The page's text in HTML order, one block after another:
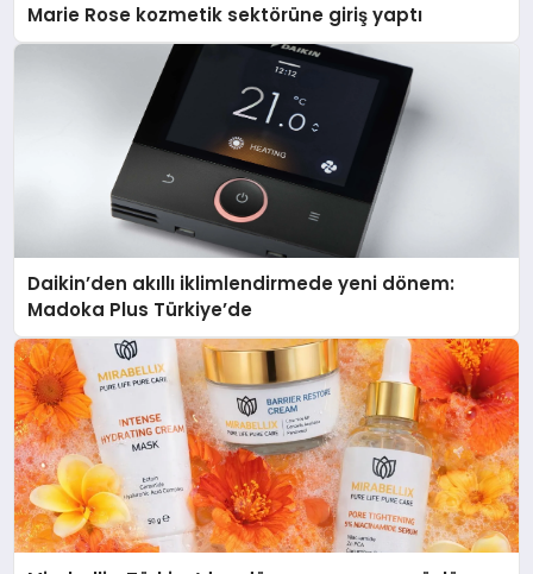
Marie Rose kozmetik sektörüne giriş yaptı
Daikin’den akıllı iklimlendirmede yeni dönem:
Madoka Plus Türkiye’de